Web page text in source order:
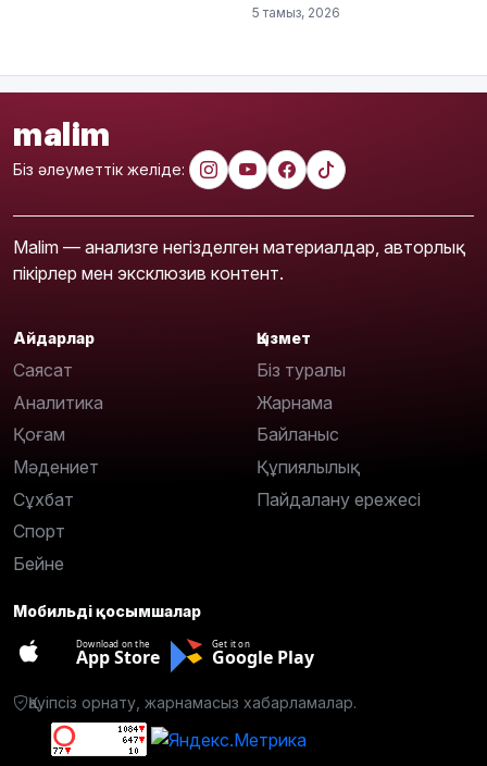
5 тамыз, 2026
malim
Біз әлеуметтік желіде:
Malim — анализге негізделген материалдар, авторлық
пікірлер мен эксклюзив контент.
Айдарлар
Саясат
Аналитика
Қоғам
Мәдениет
Сұхбат
Спорт
Бейне
Қызмет
Біз туралы
Жарнама
Байланыс
Құпиялылық
Пайдалану ережесі
Мобильді қосымшалар
Download on the
App Store
Get it on
Google Play
Қауіпсіз орнату, жарнамасыз хабарламалар.